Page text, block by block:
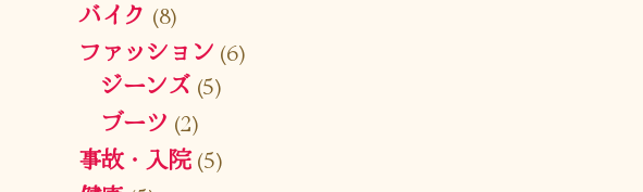
バイク (8)
ファッション (6)
ジーンズ(5)
ブーツ (2)
事故・入院(5)